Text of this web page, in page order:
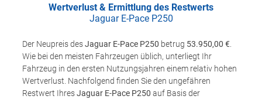
Wertverlust & Ermittlung des Restwerts
Jaguar E-Pace P250
Der Neupreis desJaguar E-Pace P250 betrug 53.950,00 €
Wie bei den meisten Fahrzeugen üblich, unterliegt Ihr
Fahrzeug in den ersten Nutzungsjahren einem relativ hohen
Wertverlust. Nachfolgend finden Sie den ungefähren
Restwert IhresJaguar E-Pace P250 auf Basis der